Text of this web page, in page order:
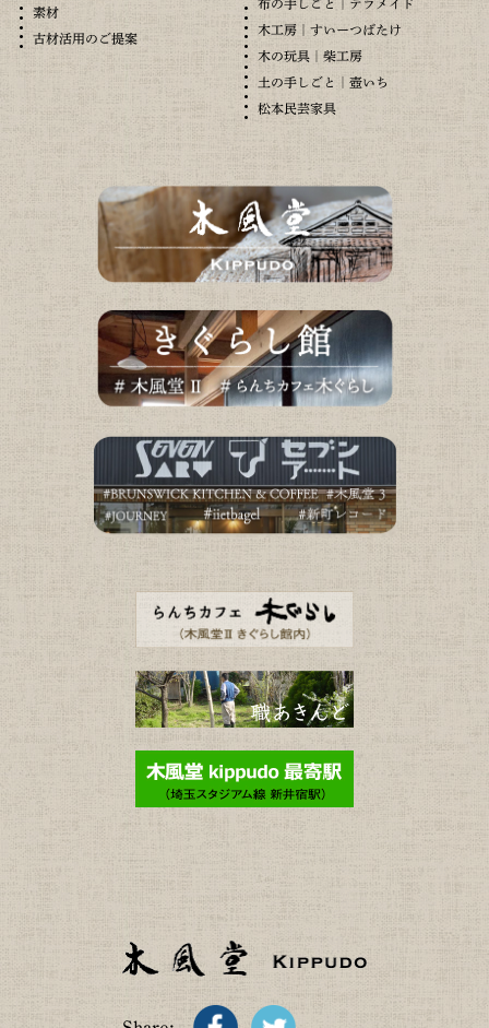
素材
古材活用のご提案
布の手しごと｜テラメイド
木工房｜すいーつばたけ
木の玩具｜柴工房
土の手しごと｜壺いち
松本民芸家具